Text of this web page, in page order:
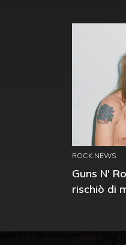
ROCK NEWS
Guns N'
rischiò di